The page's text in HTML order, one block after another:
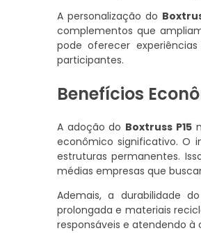
A personalização do
complementos que
pode oferecer
participantes.
Benefícios
A adoção do Boxtruss P15
econômico significativo. O
estruturas permanentes.
médias empresas que
Ademais, a durabilidade do
prolongada e materiais
responsáveis e atendendo